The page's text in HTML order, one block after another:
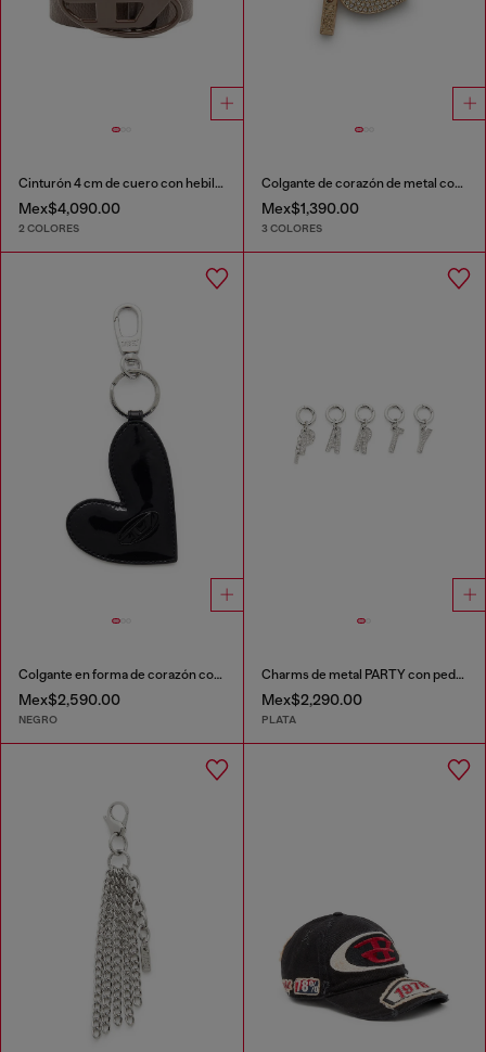
Cinturón 4 cm de cuero con hebilla mate Oval D
Mex$4,090.00
2 COLORES
Colgante de corazón de metal con pedrería
Mex$1,390.00
3 COLORES
Colgante en forma de corazón con acabado brillante
Mex$2,590.00
NEGRO
Charms de metal PARTY con pedrería
Mex$2,290.00
PLATA